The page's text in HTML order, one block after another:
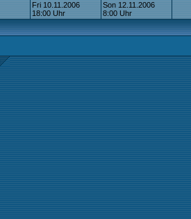
Fri 10.11.2006
18:00 Uhr
Son 12.11.2006
8:00 Uhr